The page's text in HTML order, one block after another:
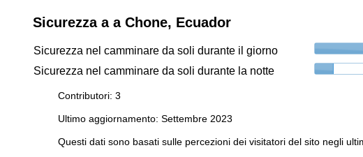
Sicurezza a a Chone, Ecuador
Sicurezza nel camminare da soli durante il giorno
Sicurezza nel camminare da soli durante la notte
Contributori: 3
Ultimo aggiornamento: Settembre 2023
Questi dati sono basati sulle percezioni dei visitatori del sito negli